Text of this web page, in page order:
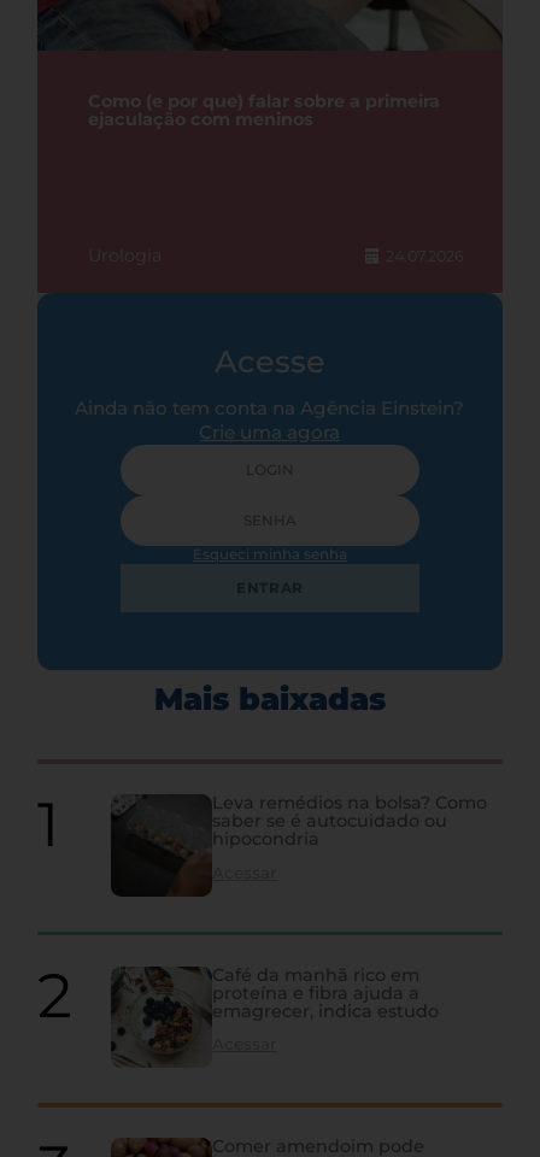
Como (e por que) falar sobre a primeira
ejaculação com meninos
Urologia 24.07.2026
Acesse
Ainda não tem conta na Agência Einstein?
Crie uma agora
Esqueci minha senha
ENTRAR
Mais baixadas
Leva remédios na bolsa? Como
saber se é autocuidado ou
hipocondria
Café da manhã rico em
proteína e fibra ajuda a
emagrecer, indica estudo
Comer amendoim pode